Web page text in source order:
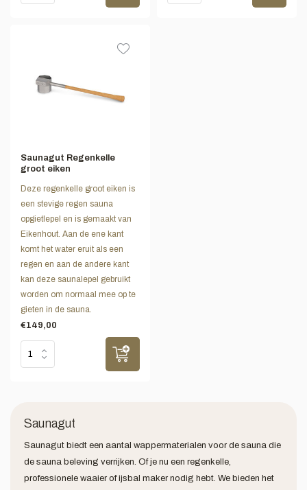
Saunagut Regenkelle
groot eiken
Deze regenkelle groot eiken is
een stevige regen sauna
opgietlepel en is gemaakt van
Eikenhout. Aan de ene kant
komt het water eruit als een
regen en aan de andere kant
kan deze saunalepel gebruikt
worden om normaal mee op te
gieten in de sauna.
€149,00
Saunagut
Saunagut biedt een aantal wappermaterialen voor de sauna die
de sauna beleving verrijken. Of je nu een regenkelle,
professionele waaier of ijsbal maker nodig hebt. We bieden het